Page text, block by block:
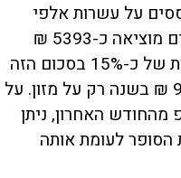
על עשרות אלפי
לקוחות, משפחה עם ארבעה ילדים מוציאה כ-5393 ₪
בחודש על קניות בסופר. התייקרות של כ-15% בסכום הזה
שווה ל-800 ₪ בחודש ול-9,6000 ₪ בשנה רק על מזון. על
מהחודש האחרון, ניתן
11.5% בהוצאות הסופר לעומת אותה